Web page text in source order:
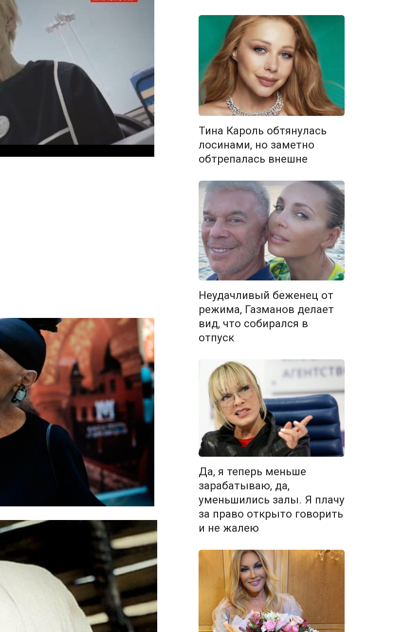
Тина Кароль обтянулась
лосинами, но заметно
обтрепалась внешне
Неудачливый беженец от
режима, Газманов делает
вид, что собирался в
отпуск
Да, я теперь меньше
зарабатываю, да,
уменьшились залы. Я плачу
за право открыто говорить
и не жалею